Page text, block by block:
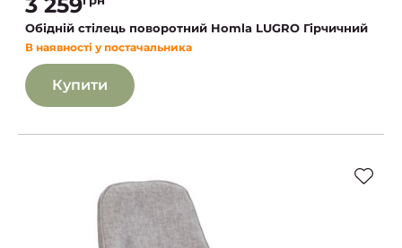
3 259
Обідній стілець поворотний Homla LUGRO Гірчичний
В наявності у постачальника
Купити